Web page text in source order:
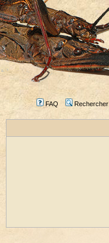
FAQ Rechercher